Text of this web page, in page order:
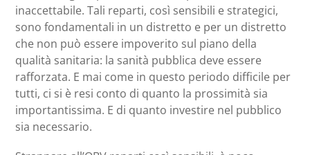
inaccettabile. Tali reparti, così sensibili e strategici,
sono fondamentali in un distretto e per un distretto
che non può essere impoverito sul piano della
qualità sanitaria: la sanità pubblica deve essere
rafforzata. E mai come in questo periodo difficile per
tutti, ci si è resi conto di quanto la prossimità sia
importantissima. E di quanto investire nel pubblico
sia necessario.